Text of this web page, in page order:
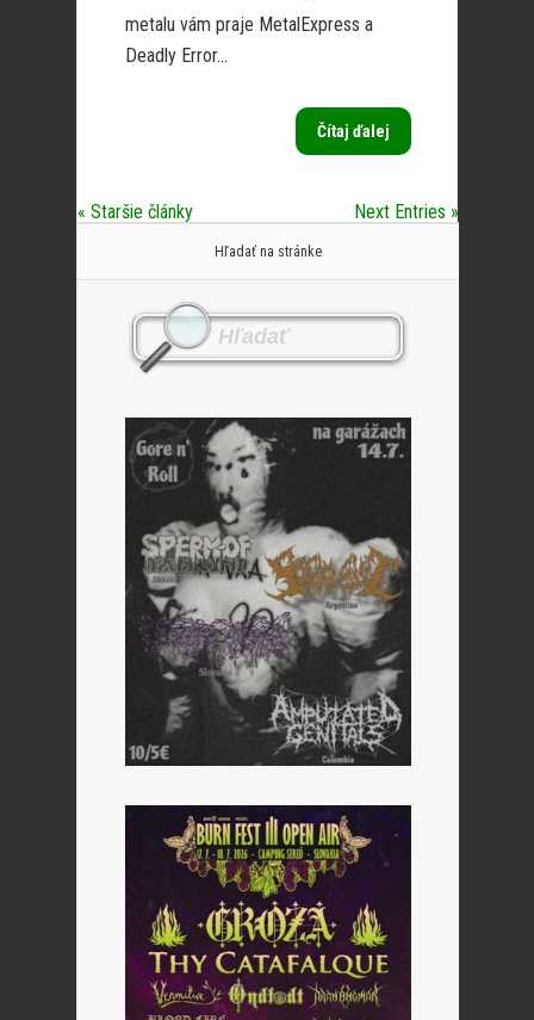
metalu vám praje MetalExpress a
Deadly Error...
Čítaj ďalej
« Staršie články Next Entries »
Hľadať na stránke